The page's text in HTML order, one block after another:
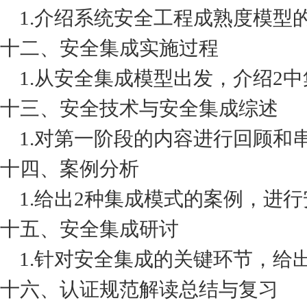
1.介绍系统安全工程成熟度模型
十二、安全集成实施过程
1.从安全集成模型出发，介绍2
十三、安全技术与安全集成综述
1.对第一阶段的内容进行回顾和
十四、案例分析
1.给出2种集成模式的案例，进
十五、安全集成研讨
1.针对安全集成的关键环节，给
十六、认证规范解读总结与复习